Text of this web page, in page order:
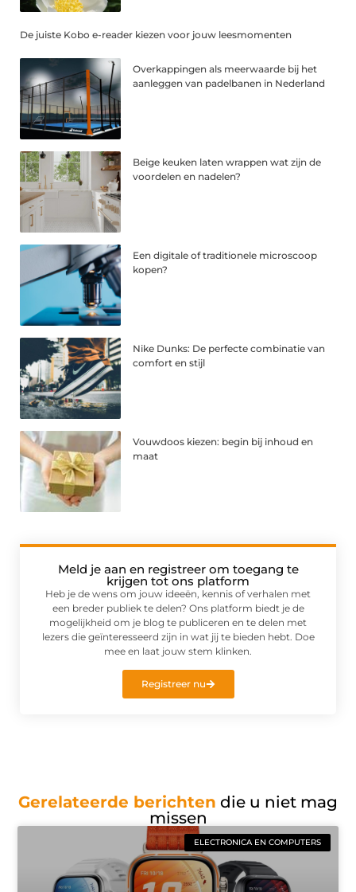
De juiste Kobo e-reader kiezen voor jouw leesmomenten
Overkappingen als meerwaarde bij het
aanleggen van padelbanen in Nederland
Beige keuken laten wrappen wat zijn de
voordelen en nadelen?
Een digitale of traditionele microscoop
kopen?
Nike Dunks: De perfecte combinatie van
comfort en stijl
Vouwdoos kiezen: begin bij inhoud en
maat
Meld je aan en registreer om toegang te
krijgen tot ons platform
Heb je de wens om jouw ideeën, kennis of verhalen met
een breder publiek te delen? Ons platform biedt je de
mogelijkheid om je blog te publiceren en te delen met
lezers die geïnteresseerd zijn in wat jij te bieden hebt. Doe
mee en laat jouw stem klinken.
Registreer nu
Gerelateerde berichten die u niet mag
missen
ELECTRONICA EN COMPUTERS